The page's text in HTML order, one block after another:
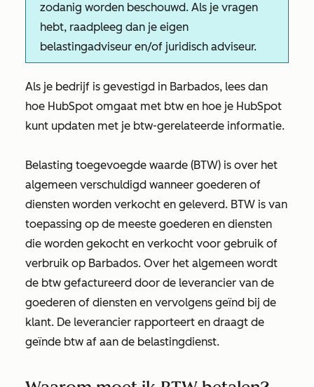
zodanig worden beschouwd. Als je vragen
hebt, raadpleeg dan je eigen
belastingadviseur en/of juridisch adviseur.
Als je bedrijf is gevestigd in Barbados, lees dan
hoe HubSpot omgaat met btw en hoe je HubSpot
kunt updaten met je btw-gerelateerde informatie.
Belasting toegevoegde waarde (BTW) is over het
algemeen verschuldigd wanneer goederen of
diensten worden verkocht en geleverd. BTW is van
toepassing op de meeste goederen en diensten
die worden gekocht en verkocht voor gebruik of
verbruik op Barbados. Over het algemeen wordt
de btw gefactureerd door de leverancier van de
goederen of diensten en vervolgens geïnd bij de
klant. De leverancier rapporteert en draagt de
geïnde btw af aan de belastingdienst.